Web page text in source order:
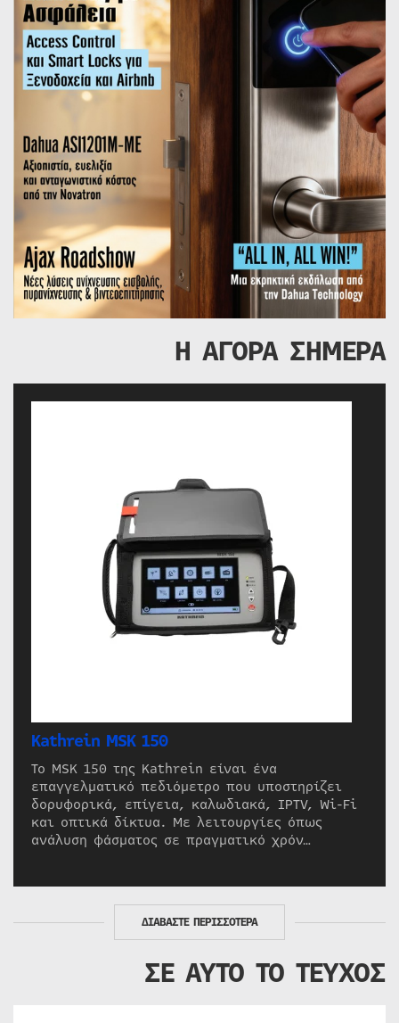
Η ΑΓΟΡΑ ΣΗΜΕΡΑ
Kathrein MSK 150
Το MSK 150 της Kathrein είναι ένα
επαγγελματικό πεδιόμετρο που υποστηρίζει
δορυφορικά, επίγεια, καλωδιακά, IPTV, Wi-Fi
και οπτικά δίκτυα. Με λειτουργίες όπως
ανάλυση φάσματος σε πραγματικό χρόν…
ΔΙΑΒΑΣΤΕ ΠΕΡΙΣΣΟΤΕΡΑ
ΣΕ ΑΥΤΟ ΤΟ ΤΕΥΧΟΣ